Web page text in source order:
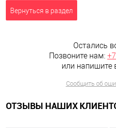
Вернуться в раздел
Остались
Позвоните нам:
или напишите
Сообщить об
ОТЗЫВЫ НАШИХ